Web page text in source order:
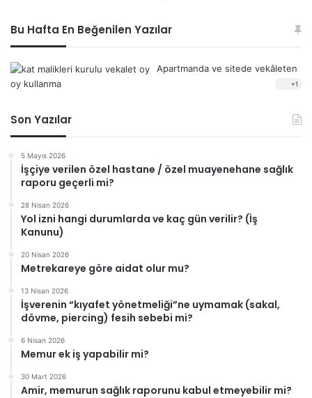
Bu Hafta En Beğenilen Yazılar
Apartmanda ve sitede vekâleten
oy kullanma
+1
Son Yazılar
5 Mayıs 2026
İşçiye verilen özel hastane / özel muayenehane sağlık
raporu geçerli mi?
28 Nisan 2026
Yol izni hangi durumlarda ve kaç gün verilir? (İş
Kanunu)
20 Nisan 2026
Metrekareye göre aidat olur mu?
13 Nisan 2026
İşverenin “kıyafet yönetmeliği”ne uymamak (sakal,
dövme, piercing) fesih sebebi mi?
6 Nisan 2026
Memur ek iş yapabilir mi?
30 Mart 2026
Amir, memurun sağlık raporunu kabul etmeyebilir mi?